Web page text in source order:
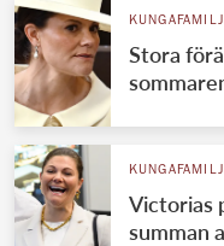
Stora
Victorias
summan